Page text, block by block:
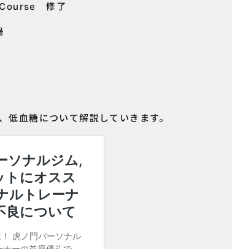
修了
血糖について解説していきます。